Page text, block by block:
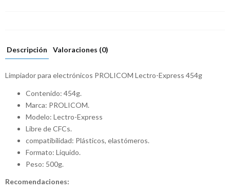
Descripción Valoraciones (0)
Limpiador para electrónicos PROLICOM Lectro-Express 454g
Contenido: 454g.
Marca: PROLICOM.
Modelo: Lectro-Express
Libre de CFCs.
compatibilidad: Plásticos, elastómeros.
Formato: Liquido.
Peso: 500g.
Recomendaciones: